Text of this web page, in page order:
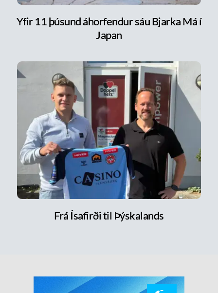
Yfir 11 þúsund áhorfendur sáu Bjarka Má í
Japan
Frá Ísafirði til Þýskalands